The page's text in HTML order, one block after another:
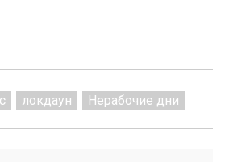
локдаун Нерабочие дни